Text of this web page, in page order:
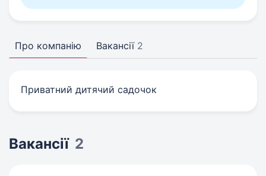
Про компанію Вакансії 2
Приватний дитячий садочок
Вакансії 2